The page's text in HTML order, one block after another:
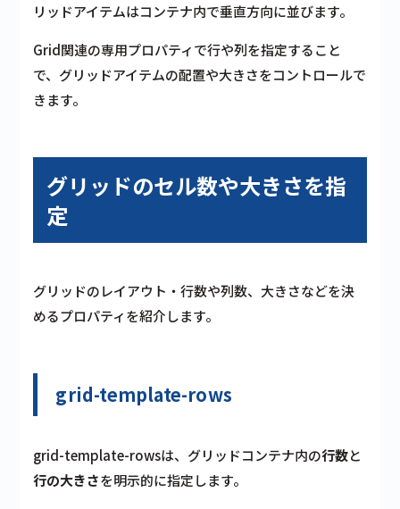
リッドアイテムはコンテナ内で垂直方向に並びます。
Grid関連の専用プロパティで行や列を指定すること
で、グリッドアイテムの配置や大きさをコントロールで
きます。
グリッドのセル数や大きさを指
定
グリッドのレイアウト・行数や列数、大きさなどを決
めるプロパティを紹介します。
grid-template-rows
grid-template-rowsは、グリッドコンテナ内の行数と
行の大きさを明示的に指定します。